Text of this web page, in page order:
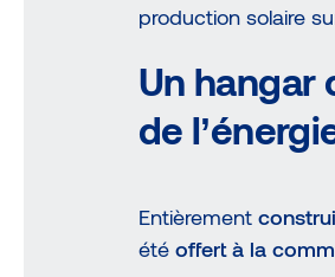
production solaire
Un hangar
de
Entièrement
été offert à la